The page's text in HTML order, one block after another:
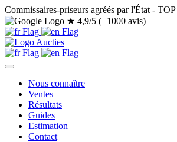
Commissaires-priseurs agréés par l'État -
★ 4,9/5 (+1000 avis)
Nous connaître
Ventes
Résultats
Guides
Estimation
Contact